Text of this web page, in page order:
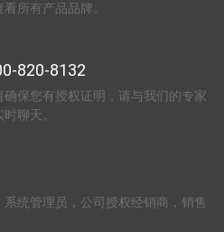
所有产品品牌。
820-8132
保您有授权证明，请与我们的专家
聊天。
统管理员，公司授权经销商，销售